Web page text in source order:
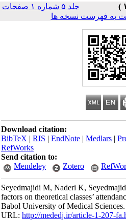
جلد ۵ شماره ۱ صفحات
فهرست نسخه ها
Download citation:
BibTeX|RIS|EndNote|Medlars|
RefWorks
Send citation to:
Mendeley
Zotero
Seyedmajidi M, Naderi K,
factors on theoretical classes’
Babol University of Medical
URL:http://mededj.ir/article-1-207-